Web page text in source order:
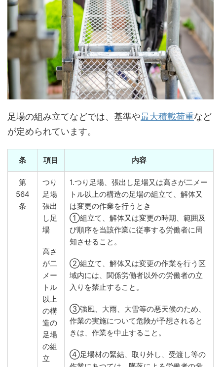
足場の組み立てなどでは、基準や最大積載荷重など
が定められています。
条 項目 内容
第
564
条
つり
足場
張出
し足
場
高さ
が二
メー
トル
以上
の構
造の
足場
の組
立
1.つり足場、張出し足場又は高さが二メー
トル以上の構造の足場の組立て、解体又
は変更の作業を行うとき
①組立て、解体又は変更の時期、範囲及
び順序を当該作業に従事する労働者に周
知させること。
②組立て、解体又は変更の作業を行う区
域内には、関係労働者以外の労働者の立
入りを禁止すること。
③強風、大雨、大雪等の悪天候のため、
作業の実施について危険が予想されると
きは、作業を中止すること。
④足場材の緊結、取り外し、受渡し等の